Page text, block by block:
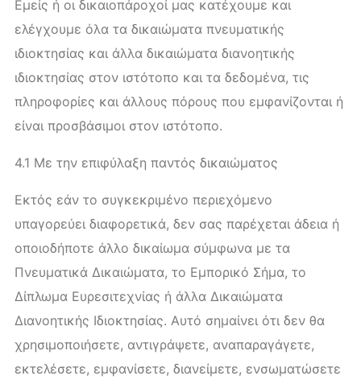
Εμείς ή οι δικαιοπάροχοί μας κατέχουμε και
ελέγχουμε όλα τα δικαιώματα πνευματικής
ιδιοκτησίας και άλλα δικαιώματα διανοητικής
ιδιοκτησίας στον ιστότοπο και τα δεδομένα, τις
πληροφορίες και άλλους πόρους που εμφανίζονται ή
είναι προσβάσιμοι στον ιστότοπο.
4.1 Με την επιφύλαξη παντός δικαιώματος
Εκτός εάν το συγκεκριμένο περιεχόμενο
υπαγορεύει διαφορετικά, δεν σας παρέχεται άδεια ή
οποιοδήποτε άλλο δικαίωμα σύμφωνα με τα
Πνευματικά Δικαιώματα, το Εμπορικό Σήμα, το
Δίπλωμα Ευρεσιτεχνίας ή άλλα Δικαιώματα
Διανοητικής Ιδιοκτησίας. Αυτό σημαίνει ότι δεν θα
χρησιμοποιήσετε, αντιγράψετε, αναπαραγάγετε,
εκτελέσετε, εμφανίσετε, διανείμετε, ενσωματώσετε